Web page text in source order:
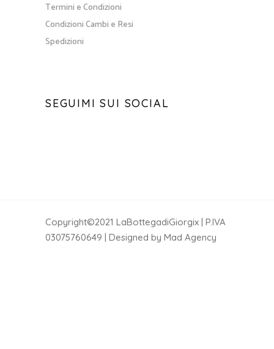
Termini e Condizioni
Condizioni Cambi e Resi
Spedizioni
SEGUIMI SUI SOCIAL
Copyright©2021 LaBottegadiGiorgix | P.IVA
03075760649 | Designed by Mad Agency